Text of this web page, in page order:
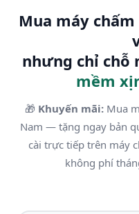
Mua máy
nhưng chỉ chỗ
mềm
🎁 Khuyến mãi:Mua
Nam — tặng ngay bản
cài trực tiếp trên máy
không phí